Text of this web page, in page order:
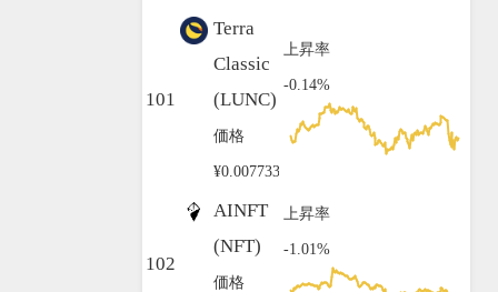
101
Terra
Classic
(LUNC)
価格
¥0.007733
上昇率
-0.14%
102
AINFT
(NFT)
価格
上昇率
-1.01%